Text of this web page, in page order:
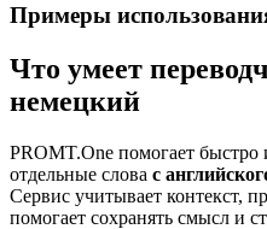
Примеры
Что умеет
немецкий
PROMT.One помогает быстро
отдельные слова с
Сервис учитывает контекст,
помогает сохранять смысл и